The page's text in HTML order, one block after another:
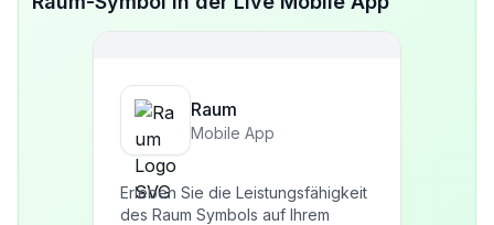
Raum
Mobile App
Erleben Sie die Leistungsfähigkeit
des Raum Symbols auf Ihrem